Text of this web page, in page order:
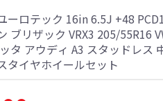
ーロテック 16in 6.5J +48
ブリザック VRX3 205/55R16
タ アウディ A3 スタッドレス
タイヤホイールセット